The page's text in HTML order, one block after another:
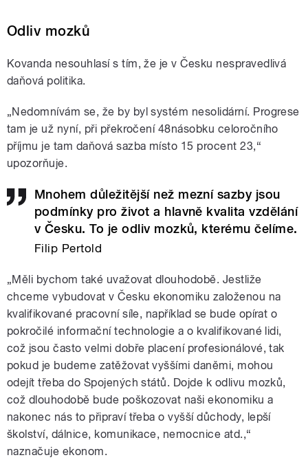
Odliv mozků
Kovanda nesouhlasí s tím, že je v Česku nespravedlivá
daňová politika.
„Nedomnívám se, že by byl systém nesolidární. Progrese
tam je už nyní, při překročení 48násobku celoročního
příjmu je tam daňová sazba místo 15 procent 23,“
upozorňuje.
Mnohem důležitější než mezní sazby jsou
podmínky pro život a hlavně kvalita vzdělání
v Česku. To je odliv mozků, kterému čelíme.
Filip Pertold
„Měli bychom také uvažovat dlouhodobě. Jestliže
chceme vybudovat v Česku ekonomiku založenou na
kvalifikované pracovní síle, například se bude opírat o
pokročilé informační technologie a o kvalifikované lidi,
což jsou často velmi dobře placení profesionálové, tak
pokud je budeme zatěžovat vyššími daněmi, mohou
odejít třeba do Spojených států. Dojde k odlivu mozků,
což dlouhodobě bude poškozovat naši ekonomiku a
nakonec nás to připraví třeba o vyšší důchody, lepší
školství, dálnice, komunikace, nemocnice atd.,“
naznačuje ekonom.